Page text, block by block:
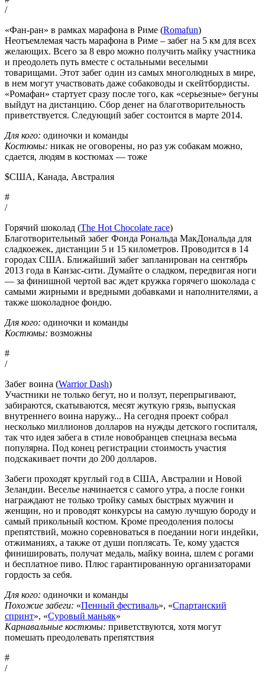
/
«Фан-ран» в рамках марафона в Риме (Romafun)
Неотъемлемая часть марафона в Риме – забег на 5 км для всех
желающих. Всего за 8 евро можно получить майку участника
и преодолеть путь вместе с остальными веселыми
товарищами. Этот забег один из самых многолюдных в мире,
в нем могут участвовать даже собаководы и скейтбордисты.
«Ромафан» стартует сразу после того, как «серьезные» бегуны
выйдут на дистанцию. Сбор денег на благотворительность
приветствуется. Следующий забег состоится в марте 2014.
Для кого: одиночки и команды
Костюмы: никак не оговорены, но раз уж собакам можно,
сдается, людям в костюмах — тоже
$США, Канада, Австралия
#
/
Горячий шоколад (The Hot Chocolate race)
Благотворительный забег Фонда Рональда МакДональда для
сладкоежек, дистанции 5 и 15 километров. Проводится в 14
городах США. Ближайший забег запланирован на сентябрь
2013 года в Канзас-сити. Думайте о сладком, передвигая ноги
— за финишной чертой вас ждет кружка горячего шоколада с
самыми жирными и вредными добавками и наполнителями, а
также шоколадное фондю.
Для кого: одиночки и команды
Костюмы: возможны
#
/
Забег воина (Warrior Dash)
Участники не только бегут, но и ползут, перепрыгивают,
забираются, скатываются, месят жуткую грязь, выпуская
внутреннего воина наружу... На сегодня проект собрал
несколько миллионов долларов на нужды детского госпиталя,
так что идея забега в стиле новобранцев спецназа весьма
популярна. Под конец регистрации стоимость участия
подскакивает почти до 200 долларов.
Забеги проходят круглый год в США, Австралии и Новой
Зеландии. Веселье начинается с самого утра, а после гонки
награждают не только тройку самых быстрых мужчин и
женщин, но и проводят конкурсы на самую лучшую бороду и
самый прикольный костюм. Кроме преодоления полосы
препятствий, можно соревноваться в поедании ноги индейки,
отжиманиях, а также от души поплясать. Те, кому удастся
финишировать, получат медаль, майку воина, шлем с рогами
и бесплатное пиво. Плюс гарантированную организаторами
гордость за себя.
Для кого: одиночки и команды
Похожие забеги: «Пенный фестиваль», «Спартанский
спринт», «Суровый маньяк»
Карнавальные костюмы: приветствуются, хотя могут
помешать преодолевать препятствия
#
/